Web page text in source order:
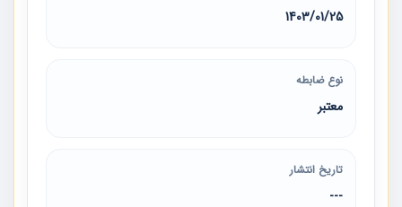
1403/01/25
نوع ضابطه
معتبر
تاریخ انتشار
---